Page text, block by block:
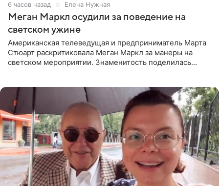
6 часов назад Елена Нужная
Меган Маркл осудили за поведение на
светском ужине
Американская телеведущая и предприниматель Марта
Стюарт раскритиковала Меган Маркл за манеры на
светском мероприятии. Знаменитость поделилась